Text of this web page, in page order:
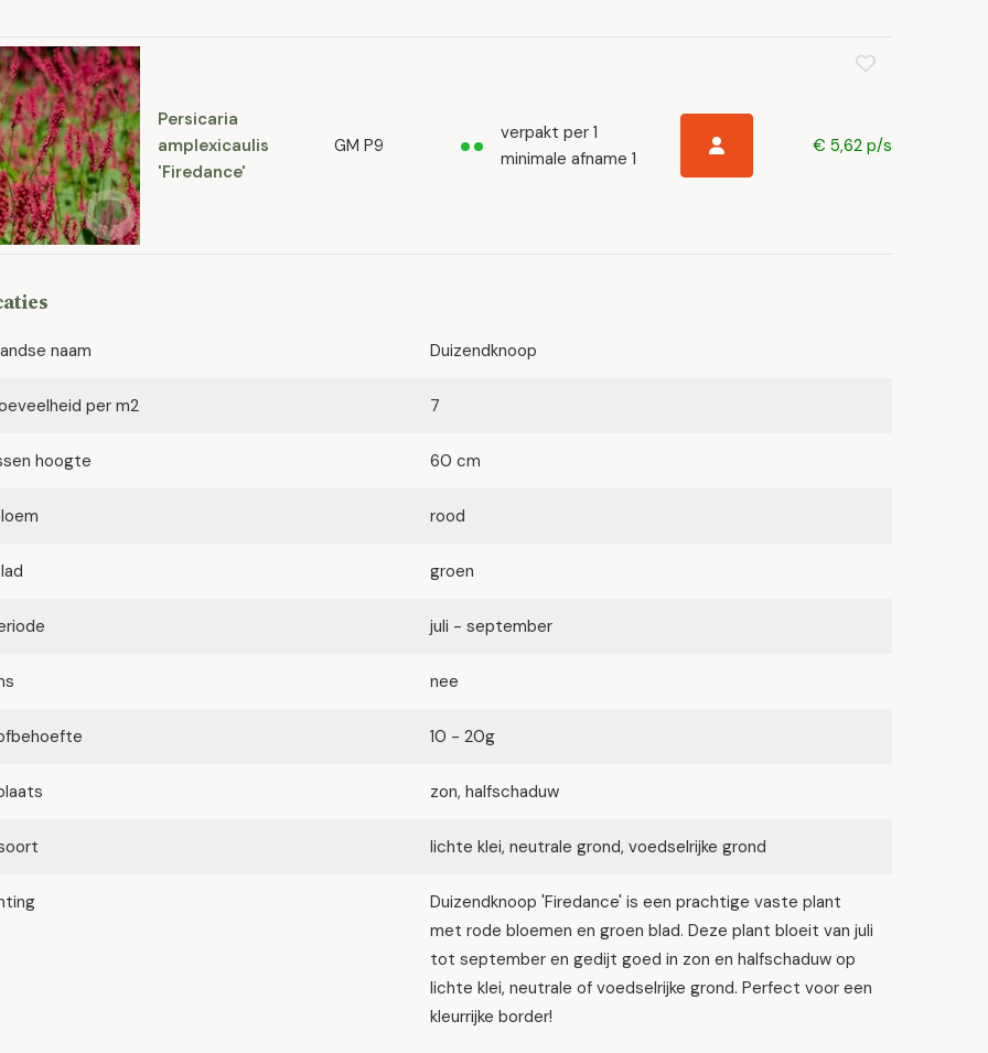
Persicaria
amplexicaulis
'Firedance'
GM P9
verpakt per 1
minimale afname 1
€ 5,62 p/s
naam Duizendknoop
per m2 7
hoogte 60 cm
rood
groen
juli - september
nee
10 - 20g
zon, halfschaduw
lichte klei, neutrale grond, voedselrijke grond
Duizendknoop 'Firedance' is een prachtige vaste plant
met rode bloemen en groen blad. Deze plant bloeit van juli
tot september en gedijt goed in zon en halfschaduw op
lichte klei, neutrale of voedselrijke grond. Perfect voor een
kleurrijke border!